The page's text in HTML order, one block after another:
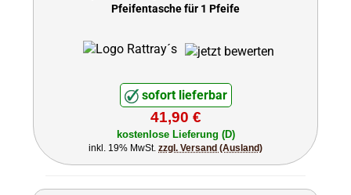
Pfeifentasche für 1 Pfeife
sofort lieferbar
41,90 €
kostenlose Lieferung (D)
inkl. 19% MwSt. zzgl. Versand (Ausland)